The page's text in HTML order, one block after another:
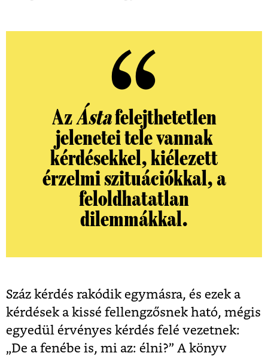
AzÁstafelejthetetlen
jelenetei tele vannak
kérdésekkel, kiélezett
érzelmi szituációkkal, a
feloldhatatlan
dilemmákkal.
Száz kérdés rakódik egymásra, és ezek a
kérdések a kissé fellengzősnek ható, mégis
egyedül érvényes kérdés felé vezetnek:
„De a fenébe is, mi az: élni?” A könyv